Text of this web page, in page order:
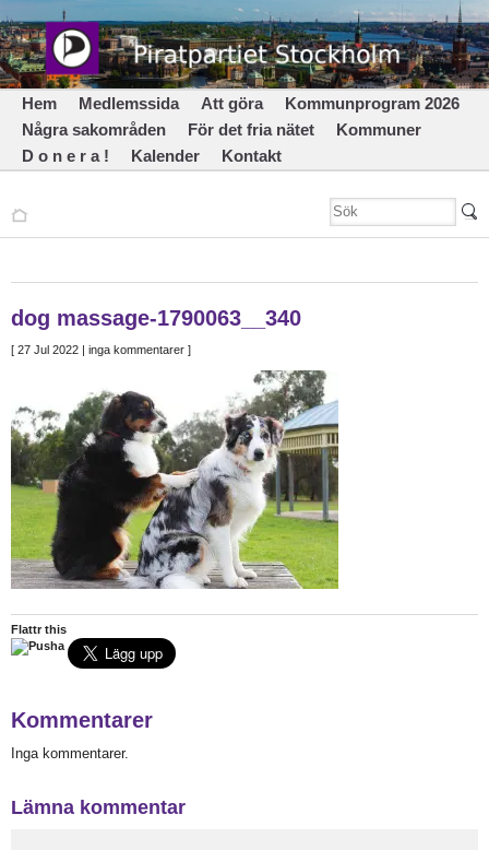
Hem Medlemssida Att göra
Kommunprogram 2026
Några sakområden
För det fria nätet
Kommuner
D o n e r a !
Kalender Kontakt
dog massage-1790063__340
[ 27 Jul 2022 | inga kommentarer ]
Flattr this
Kommentarer
Inga kommentarer.
Lämna kommentar